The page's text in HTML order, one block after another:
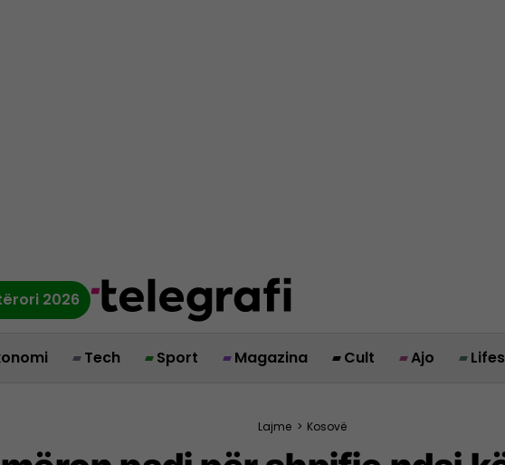
2026
Tech Sport Magazina Cult Ajo
Lajme > Kosovë